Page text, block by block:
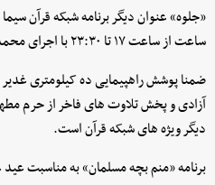
ساعت از ساعت ۱۷ تا ۲۳:۳۰ با اجرای محمد مهدی آوین تقدیم خواهد شد.
ضمنا پوشش راهپیمایی ده کیلومتری
آزادی و پخش تلاوت های فاخر از حرم
دیگر ویژه های شبکه قرآن است.